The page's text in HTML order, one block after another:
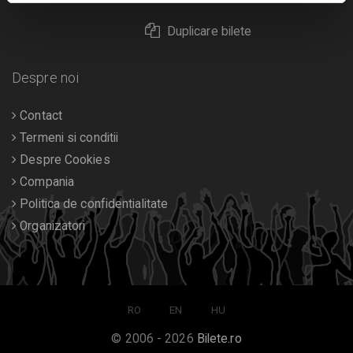
Duplicare bilete
Despre noi
Contact
Termeni si conditii
Despre Cookies
Compania
Politica de confidentialitate
Organizatori
RO EN HU
© 2006 - 2026 Bilete.ro